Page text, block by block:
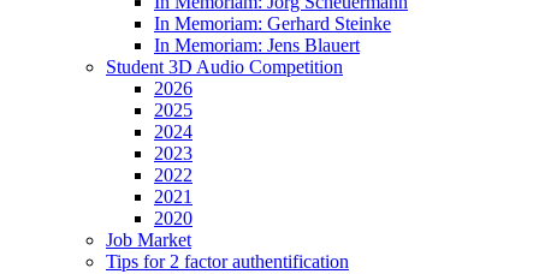
In Memoriam: Gerhard Steinke
In Memoriam: Jens Blauert
Student 3D Audio Competition
2026
2025
2024
2023
2022
2021
2020
Job Market
Tips for 2 factor authentification